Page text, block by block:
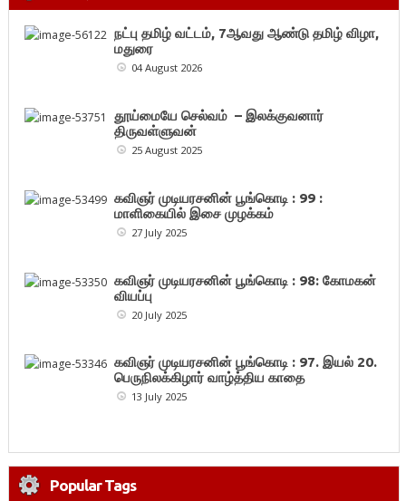
நட்பு தமிழ் வட்டம், 7ஆவது ஆண்டு தமிழ் விழா,
மதுரை
04 August 2026
தூய்மையே செல்வம் – இலக்குவனார்
திருவள்ளுவன்
25 August 2025
கவிஞர் முடியரசனின் பூங்கொடி : 99 :
மாளிகையில் இசை முழக்கம்
27 July 2025
கவிஞர் முடியரசனின் பூங்கொடி : 98: கோமகன்
வியப்பு
20 July 2025
கவிஞர் முடியரசனின் பூங்கொடி : 97. இயல் 20.
பெருநிலக்கிழார் வாழ்த்திய காதை
13 July 2025
Popular Tags